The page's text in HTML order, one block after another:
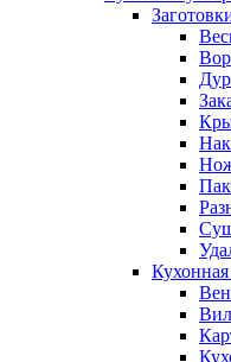
Кухонная